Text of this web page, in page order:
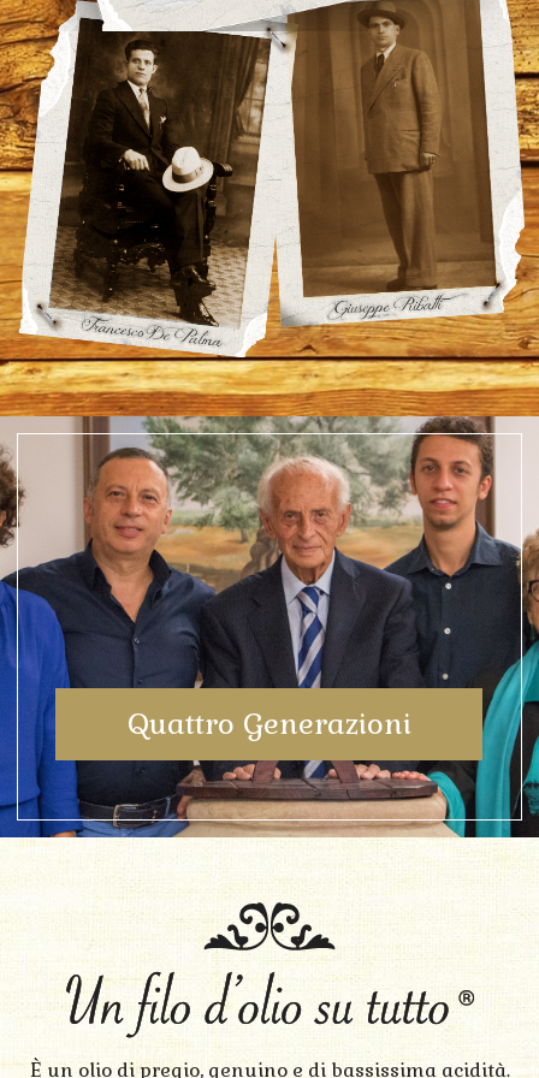
Quattro Generazioni
È un olio di pregio, genuino e di bassissima acidità.